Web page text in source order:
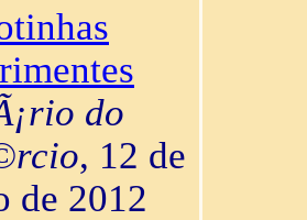
do
, 12 de
de 2012